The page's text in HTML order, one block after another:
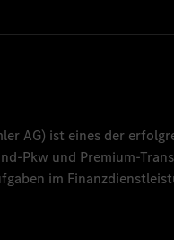
AG) ist eines der
Pkw und Premium-
im